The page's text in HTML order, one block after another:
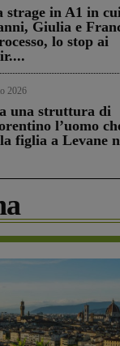
strage in A1 in
Giulia e
lo stop ai
2026
una struttura di
l’uomo
figlia a Levane